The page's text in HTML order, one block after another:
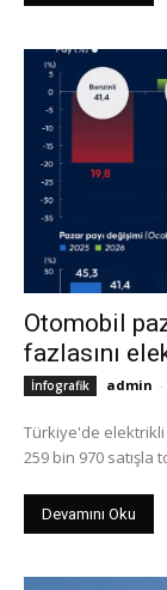
Otomobil
fazlasını
İnfografik admin -
Türkiye'de
259 bin 970 satışla
Devamını Oku